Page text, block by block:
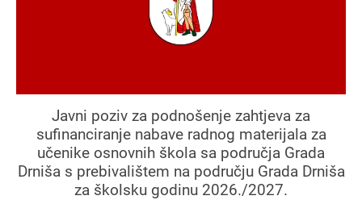
Javni poziv za podnošenje zahtjeva za
sufinanciranje nabave radnog materijala za
učenike osnovnih škola sa područja Grada
Drniša s prebivalištem na području Grada Drniša
za školsku godinu 2026./2027.